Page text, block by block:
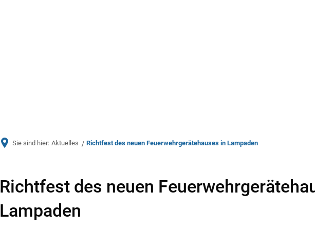
Sie sind hier: Aktuelles Richtfest des neuen Feuerwehrgerätehauses in Lampaden
Richtfest des neuen
Lampaden